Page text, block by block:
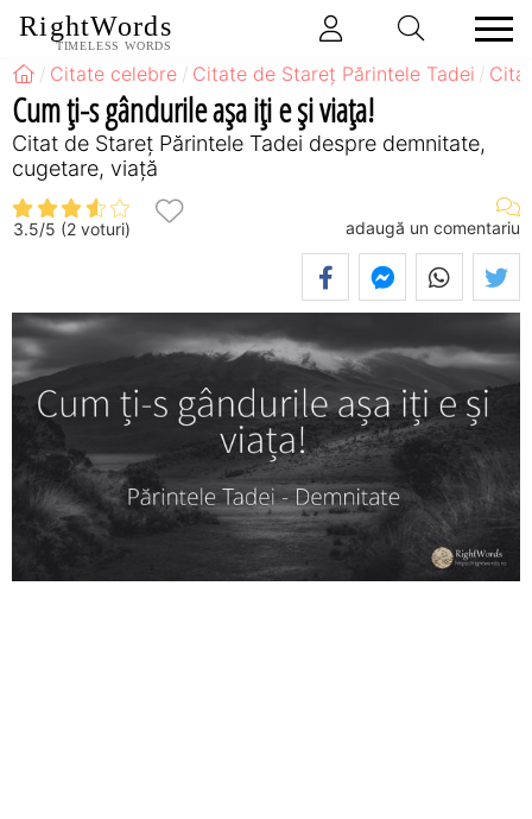
RightWords
TIMELESS WORDS
Citate celebre Citate de Stareț Părintele Tadei
Cum ți-s gândurile așa iți e și viața!
Citat de Stareț Părintele Tadei despre demnitate,
cugetare, viață
3.5/5 (2 voturi) adaugă un comentariu